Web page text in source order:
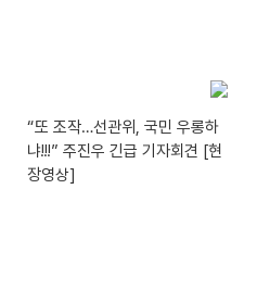
“또 조작…선관위, 국민 우롱하
냐!!!” 주진우 긴급 기자회견 [현
장영상]